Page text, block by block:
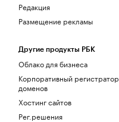
Редакция
Размещение рекламы
Другие продукты РБК
Облако для бизнеса
Корпоративный регистратор
доменов
Хостинг сайтов
Рег.решения